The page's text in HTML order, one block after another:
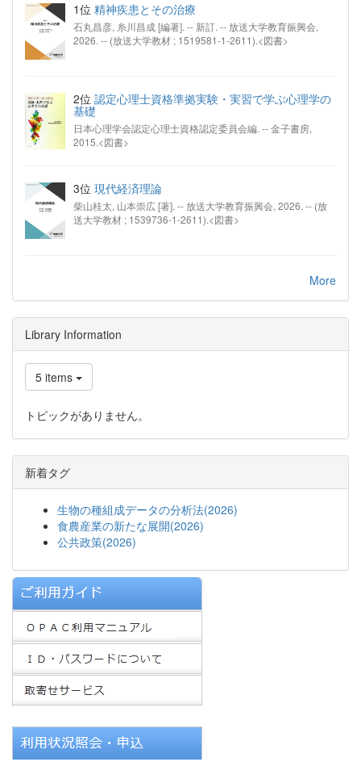
1位 精神疾患とその治療
石丸昌彦, 糸川昌成 [編著]. -- 新訂. -- 放送大学教育振興会,
2026. -- (放送大学教材 ; 1519581-1-2611).<図書>
2位 認定心理士資格準拠実験・実習で学ぶ心理学の
基礎
日本心理学会認定心理士資格認定委員会編. -- 金子書房,
2015.<図書>
3位 現代経済理論
柴山桂太, 山本崇広 [著]. -- 放送大学教育振興会, 2026. -- (放
送大学教材 ; 1539736-1-2611).<図書>
More
Library Information
5 items
トピックがありません。
新着タグ
生物の種組成データの分析法(2026)
食農産業の新たな展開(2026)
公共政策(2026)